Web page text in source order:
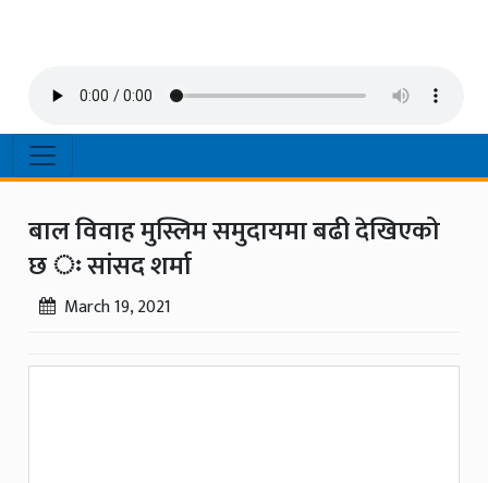
बाल विवाह मुस्लिम समुदायमा बढी देखिएको
छ ः सांसद शर्मा
March 19, 2021